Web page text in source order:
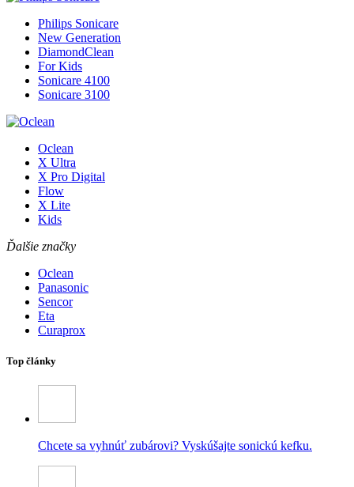
Philips Sonicare
New Generation
DiamondClean
For Kids
Sonicare 4100
Sonicare 3100
Oclean
X Ultra
X Pro Digital
Flow
X Lite
Kids
Ďalšie značky
Oclean
Panasonic
Sencor
Eta
Curaprox
Top články
Chcete sa vyhnúť zubárovi? Vyskúšajte sonickú kefku.